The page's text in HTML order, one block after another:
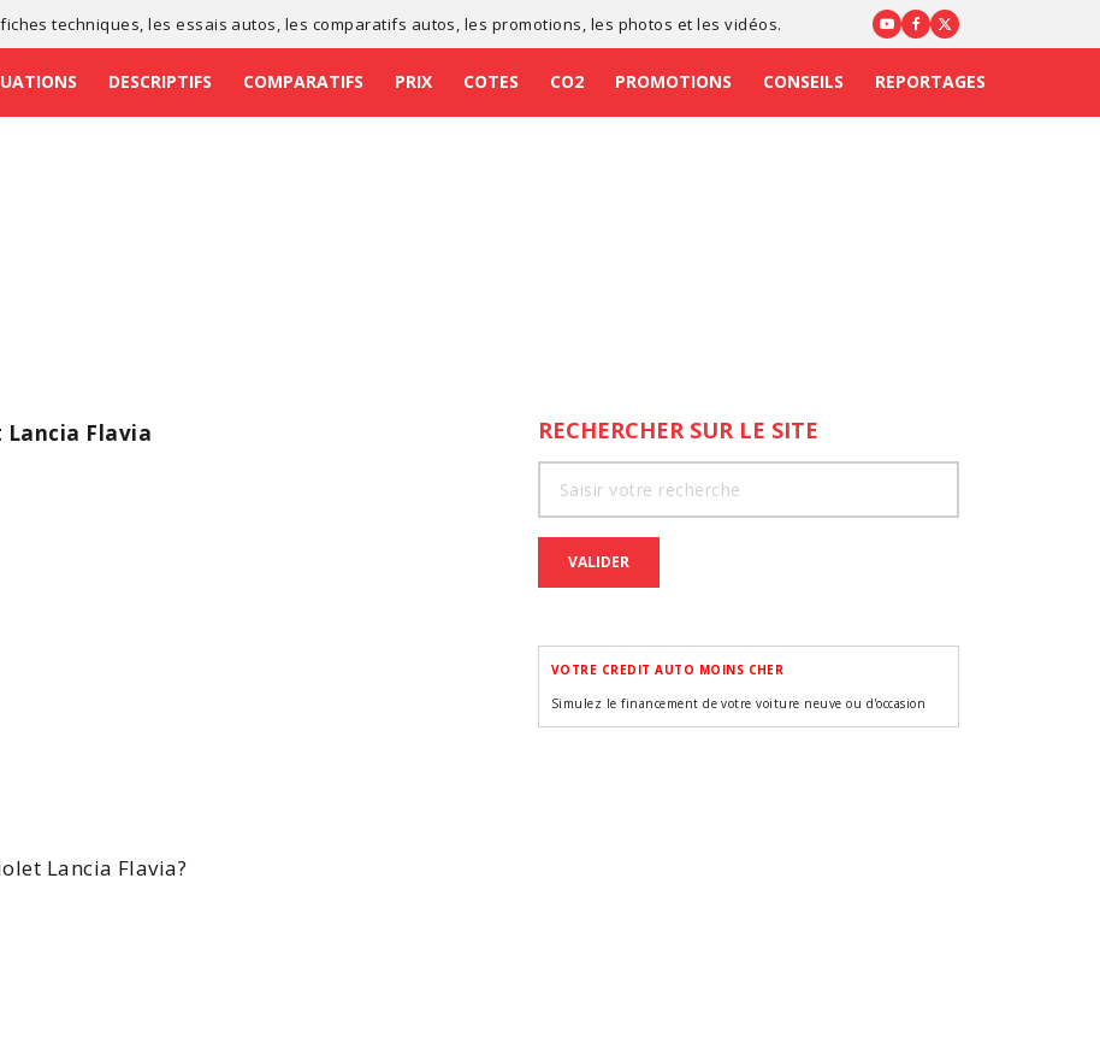
fiches techniques , lesessais autos , les comparatifs autos , les promotions , les photos et les vidéos.
DESCRIPTIFS COMPARATIFS PRIX COTES CO2 PROMOTIONS CONSEILS REPORTAGES
Flavia
Lancia Flavia?
RECHERCHER SUR LE SITE
VALIDER
VOTRE CREDIT AUTO MOINS CHER
Simulez le financement de votre voiture neuve ou d'occasion